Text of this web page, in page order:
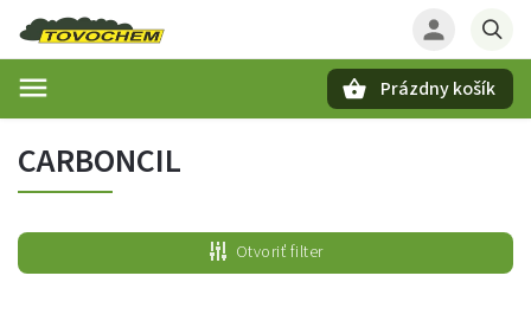
Prázdny košík
CARBONCIL
Otvoriť filter